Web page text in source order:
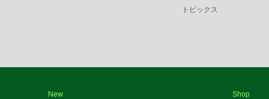
トピックス
New Shop